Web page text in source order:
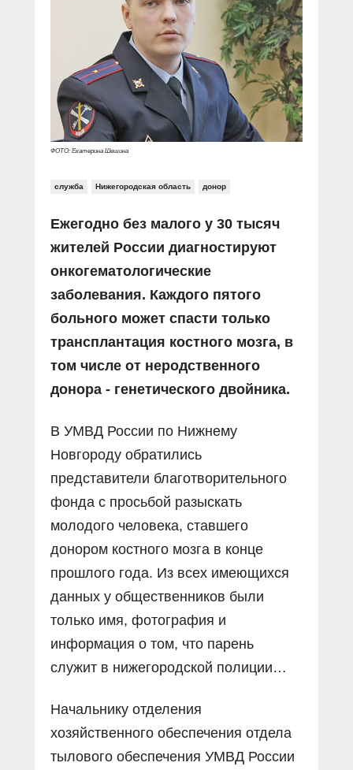
Социальные ролики
Документальные фильмы
Прямой разговор
Специальный репортаж
КиберПОСТОВОЙ
Газета «Щит и меч»
Журнал «Полиция России»
О ПОРТАЛЕ
Контакты
Вакансии
ФОТО: Екатерина Шешина
служба Нижегородская область донор
Ежегодно без малого у 30 тысяч
жителей России диагностируют
онкогематологические
заболевания. Каждого пятого
больного может спасти только
трансплантация костного мозга, в
том числе от неродственного
донора - генетического двойника.
В УМВД России по Нижнему
Новгороду обратились
представители благотворительного
фонда с просьбой разыскать
молодого человека, ставшего
донором костного мозга в конце
прошлого года. Из всех имеющихся
данных у общественников были
только имя, фотография и
информация о том, что парень
служит в нижегородской полиции…
Начальнику отделения
хозяйственного обеспечения отдела
тылового обеспечения УМВД России